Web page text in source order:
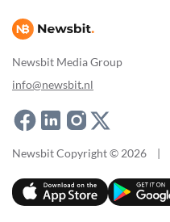
Newsbit Media Group
info@newsbit.nl
Newsbit Copyright © 2026 |